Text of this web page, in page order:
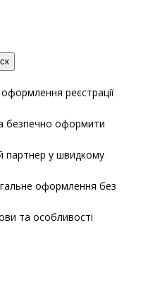
реєстрації
безпечно оформити
партнер у швидкому
оформлення без
та особливості